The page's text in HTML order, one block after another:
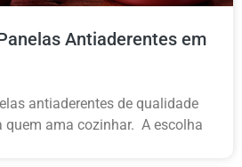
Antiaderentes em
antiaderentes de qualidade
quem ama cozinhar. A escolha